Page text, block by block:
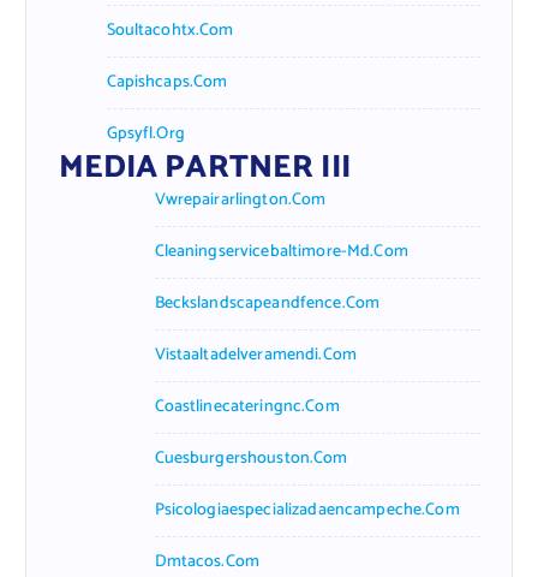
Soultacohtx.com
Capishcaps.com
Gpsyfl.org
MEDIA PARTNER III
Vwrepairarlington.com
Cleaningservicebaltimore-Md.com
Beckslandscapeandfence.com
Vistaaltadelveramendi.com
Coastlinecateringnc.com
Cuesburgershouston.com
Psicologiaespecializadaencampeche.com
Dmtacos.com